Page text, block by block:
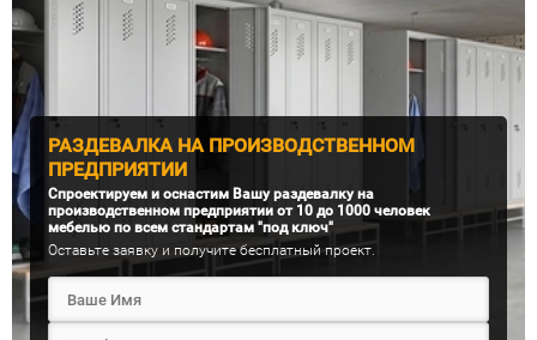
РАЗДЕВАЛКА НА ПРОИЗВОДСТВЕННОМ
ПРЕДПРИЯТИИ
Спроектируем и оснастим Вашу раздевалку на
производственном предприятии от 10 до 1000 человек
мебелью по всем стандартам "под ключ"
Оставьте заявку и получите бесплатный проект.